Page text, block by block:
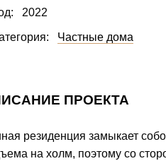
2022
Частные дома
ПРОЕКТА
резиденция замыкает
на холм, поэтому со